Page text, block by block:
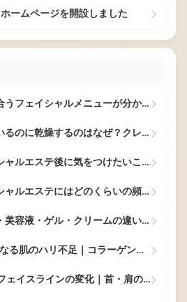
ホームページを開設しました
自分に合うフェイシャルメニューが分からない方へ｜悩み別の選び方
洗っているのに乾燥するのはなぜ？クレンジングと洗顔の見直し方
フェイシャルエステ後に気をつけたいこと｜肌を整えるホームケア
フェイシャルエステにはどのくらいの頻度で通う？目的別の考え方
化粧水・美容液・ゲル・クリームの違い｜自分の肌に必要な選び方
40代から気になる肌のハリ不足｜コラーゲンとエラスチンの役割
顔のむくみとフェイスラインの変化｜首・肩の疲れとの関係